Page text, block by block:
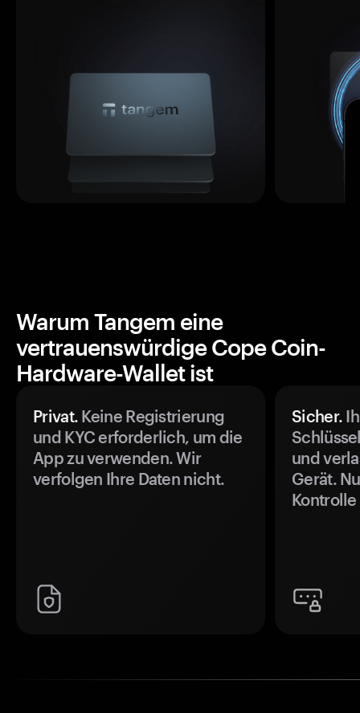
Warum Tangem eine
vertrauenswürdige Cope Coin-
Hardware-Wallet ist
Privat. Keine Registrierung
und KYC erforderlich, um die
App zu verwenden. Wir
verfolgen Ihre Daten nicht.
Sicher.
und
Gerät.